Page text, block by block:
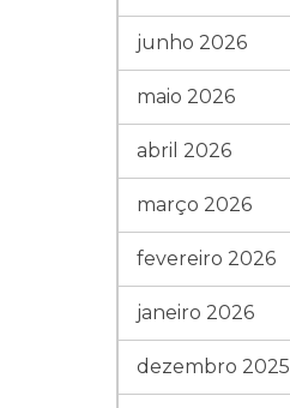
junho 2026
maio 2026
abril 2026
março 2026
fevereiro 2026
janeiro 2026
dezembro 2025